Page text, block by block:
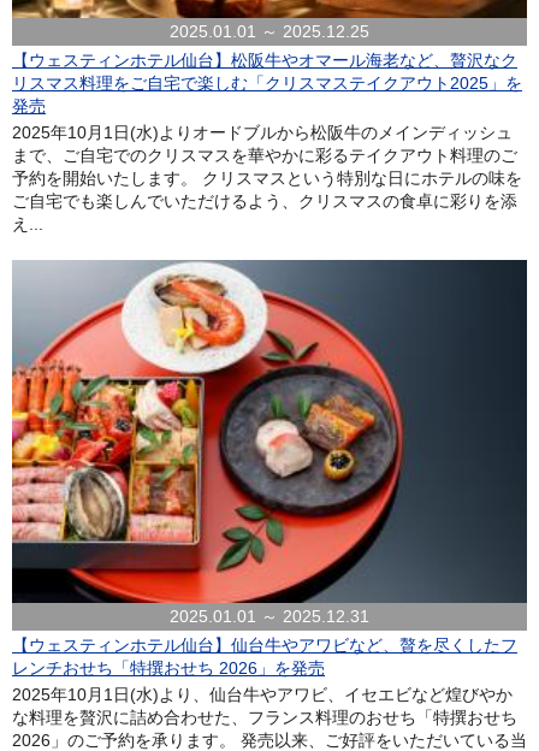
2025.01.01 ～ 2025.12.25
【ウェスティンホテル仙台】松阪牛やオマール海老など、贅沢なク
リスマス料理をご自宅で楽しむ「クリスマステイクアウト2025」を
発売
2025年10月1日(水)よりオードブルから松阪牛のメインディッシュ
まで、ご自宅でのクリスマスを華やかに彩るテイクアウト料理のご
予約を開始いたします。 クリスマスという特別な日にホテルの味を
ご自宅でも楽しんでいただけるよう、クリスマスの食卓に彩りを添
え...
2025.01.01 ～ 2025.12.31
【ウェスティンホテル仙台】仙台牛やアワビなど、贅を尽くしたフ
レンチおせち「特撰おせち 2026」を発売
2025年10月1日(水)より、仙台牛やアワビ、イセエビなど煌びやか
な料理を贅沢に詰め合わせた、フランス料理のおせち「特撰おせち
2026」のご予約を承ります。 発売以来、ご好評をいただいている当